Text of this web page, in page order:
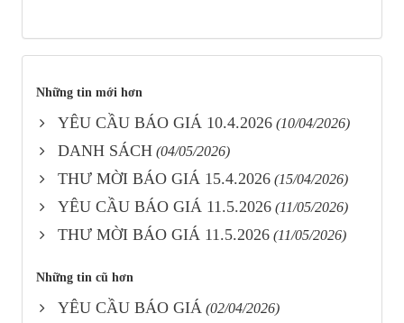
Những tin mới hơn
YÊU CẦU BÁO GIÁ 10.4.2026 (10/04/2026)
DANH SÁCH (04/05/2026)
THƯ MỜI BÁO GIÁ 15.4.2026 (15/04/2026)
YÊU CẦU BÁO GIÁ 11.5.2026 (11/05/2026)
THƯ MỜI BÁO GIÁ 11.5.2026 (11/05/2026)
Những tin cũ hơn
YÊU CẦU BÁO GIÁ (02/04/2026)